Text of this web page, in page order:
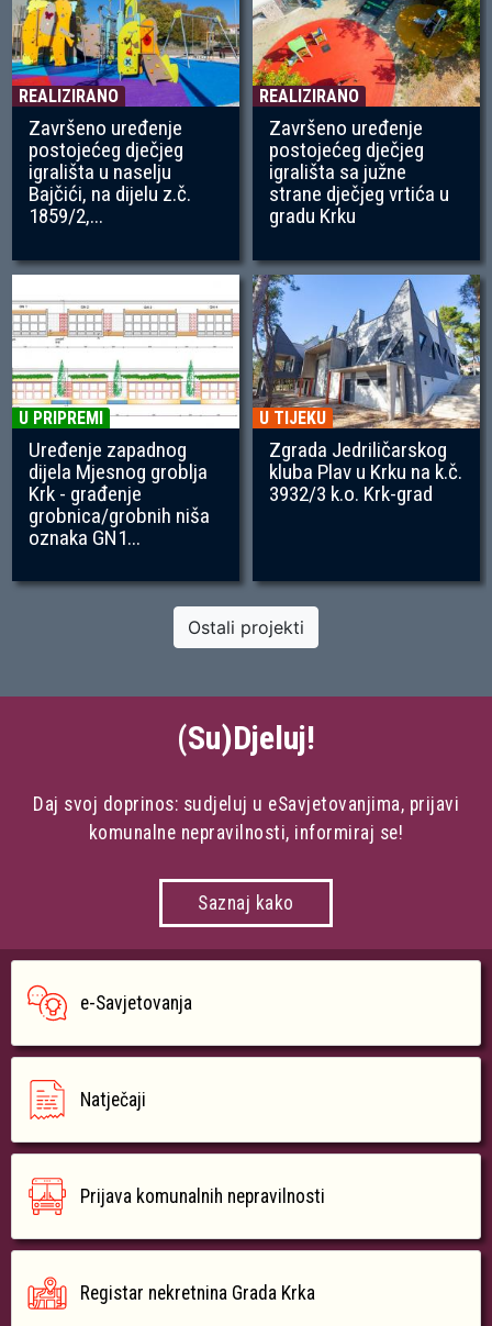
REALIZIRANO
Završeno uređenje
postojećeg dječjeg
igrališta u naselju
Bajčići, na dijelu z.č.
1859/2,...
REALIZIRANO
Završeno uređenje
postojećeg dječjeg
igrališta sa južne
strane dječjeg vrtića u
gradu Krku
U PRIPREMI
Uređenje zapadnog
dijela Mjesnog groblja
Krk - građenje
grobnica/grobnih niša
oznaka GN1...
U TIJEKU
Zgrada Jedriličarskog
kluba Plav u Krku na k.č.
3932/3 k.o. Krk-grad
Ostali projekti
(Su)Djeluj!
Daj svoj doprinos: sudjeluj u eSavjetovanjima, prijavi
komunalne nepravilnosti, informiraj se!
Saznaj kako
e-Savjetovanja
Natječaji
Prijava komunalnih nepravilnosti
Registar nekretnina Grada Krka